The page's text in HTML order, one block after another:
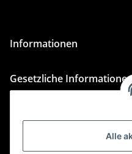
Alle
Informationen
Gesetzliche
Für Custom Anfragen